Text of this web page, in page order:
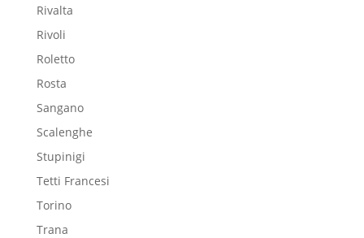
Rivalta
Rivoli
Roletto
Rosta
Sangano
Scalenghe
Stupinigi
Tetti Francesi
Torino
Trana